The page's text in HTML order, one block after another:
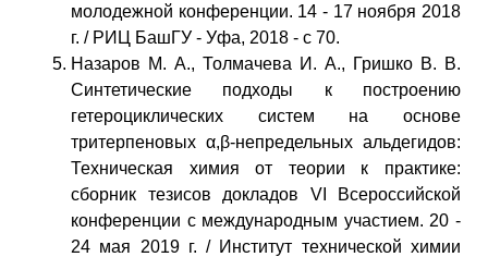
молодежной конференции. 14 - 17 ноября 2018
г. / РИЦ БашГУ - Уфа, 2018 - с 70.
Назаров М. А., Толмачева И. А., Гришко В. В.
Синтетические подходы к построению
гетероциклических систем на основе
тритерпеновых α,β-непредельных альдегидов:
Техническая химия от теории к практике:
сборник тезисов докладов VI Всероссийской
конференции с международным участием. 20 -
24 мая 2019 г. / Институт технической химии